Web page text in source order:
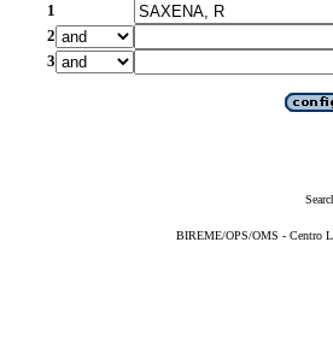
1
2
3
BIREME/OPS/OMS - Centro